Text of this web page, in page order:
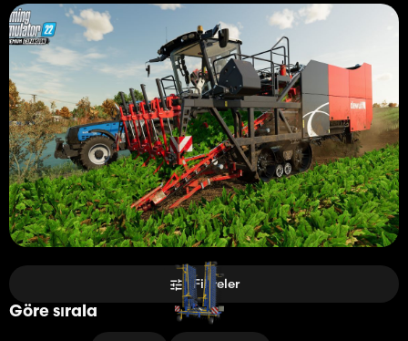
Filtreler
Göre sırala